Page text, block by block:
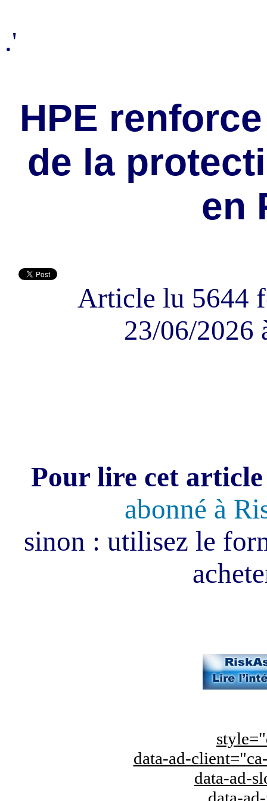
.'
HPE
de la
en
Article lu 5644
23/06/2026
Pour lire cet
abonné à
sinon : utilisez le
data-ad-
data-ad-